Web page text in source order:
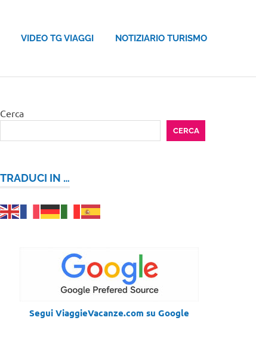
VIDEO TG VIAGGI NOTIZIARIO TURISMO
Cerca
CERCA
TRADUCI IN …
Segui ViaggieVacanze.com su Google